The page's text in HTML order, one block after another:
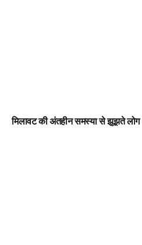
मिलावट की अंतहीन समस्या से झूझते लोग